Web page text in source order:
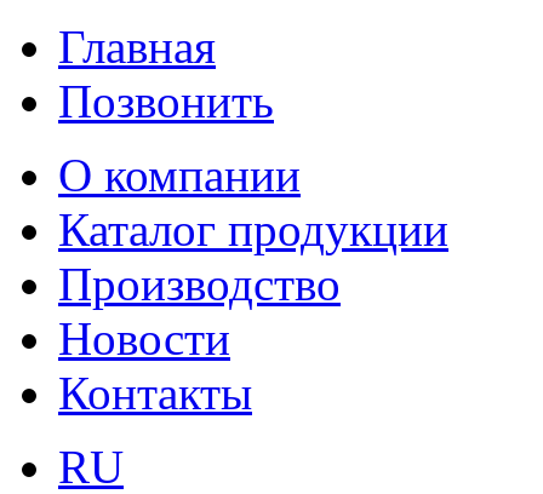
Главная
Позвонить
О компании
Каталог продукции
Производство
Новости
Контакты
RU